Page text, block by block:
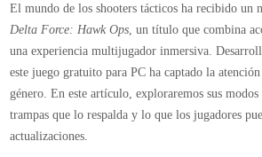
Force:
Hawk
Ops
–
Explorando
sus
Modos
El mundo de los shooters tácticos ha recibido un
Delta Force: Hawk Ops , un título que combina
una experiencia multijugador inmersiva.
este juego gratuito para PC ha captado la
género. En este artículo, exploraremos sus
trampas que lo respalda y lo que los jugadores
actualizaciones.